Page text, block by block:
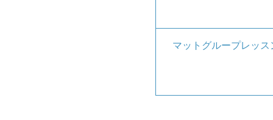
マットグループレッス